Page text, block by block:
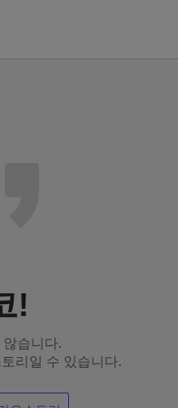
!
습니다.
리일 수 있습니다.